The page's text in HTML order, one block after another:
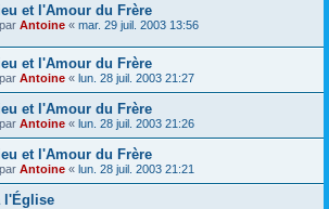
et l'Amour du Frère
Antoine « mar. 29 juil. 2003 13:56
et l'Amour du Frère
Antoine « lun. 28 juil. 2003 21:27
et l'Amour du Frère
Antoine « lun. 28 juil. 2003 21:26
et l'Amour du Frère
Antoine « lun. 28 juil. 2003 21:21
l'Église